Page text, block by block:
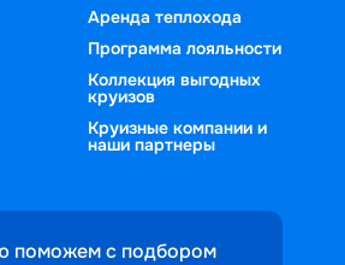
Аренда теплохода
Программа лояльности
Коллекция выгодных
круизов
Круизные компании и
наши партнеры
поможем с подбором